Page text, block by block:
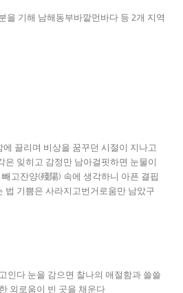
을 기해 남해동부바깥먼바다 등 2개 지역
던 시절이 지나고
았구
몸을 감싸고 익숙한 외로움이 빈 곳을 채운다